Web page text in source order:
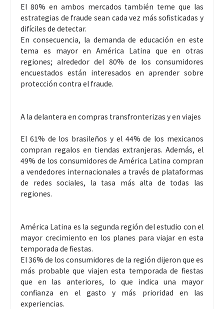
El 80% en ambos mercados también teme que las
estrategias de fraude sean cada vez más sofisticadas y
difíciles de detectar.
En consecuencia, la demanda de educación en este
tema es mayor en América Latina que en otras
regiones; alrededor del 80% de los consumidores
encuestados están interesados en aprender sobre
protección contra el fraude.
A la delantera en compras transfronterizas y en viajes
El 61% de los brasileños y el 44% de los mexicanos
compran regalos en tiendas extranjeras. Además, el
49% de los consumidores de América Latina compran
a vendedores internacionales a través de plataformas
de redes sociales, la tasa más alta de todas las
regiones.
América Latina es la segunda región del estudio con el
mayor crecimiento en los planes para viajar en esta
temporada de fiestas.
El 36% de los consumidores de la región dijeron que es
más probable que viajen esta temporada de fiestas
que en las anteriores, lo que indica una mayor
confianza en el gasto y más prioridad en las
experiencias.